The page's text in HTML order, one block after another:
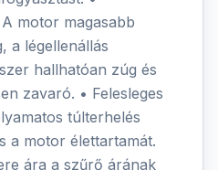
motor magasabb
a légellenállás
hallhatóan zúg és
zavaró. • Felesleges
túlterhelés
a motor élettartamát.
ára a szűrő árának